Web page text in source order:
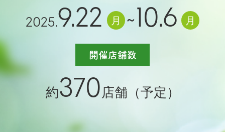
2025.9.22 月 ～ 10.6 月
開催店舗数
約370店舗（予定）